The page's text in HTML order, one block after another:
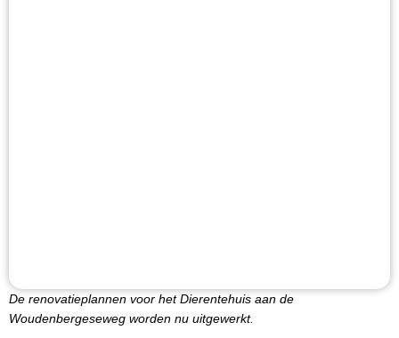
De renovatieplannen voor het Dierentehuis aan de
Woudenbergeseweg worden nu uitgewerkt.